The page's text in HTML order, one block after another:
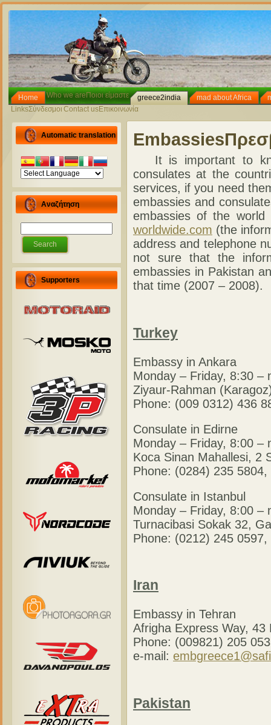
Home Who we areΠοιοι είμαστε greece2india mad about Africa
LinksΣύνδεσμοι Contact usΕπικοινωνία
Automatic translation
Αναζήτηση
Supporters
Embassies
It is important to
consulates at the
services, if you need
embassies and
embassies of the
worldwide.com (the
address and telephone
not sure that the
embassies in Pakistan
that time (2007 – 2008).
Turkey
Embassy in Ankara
Monday – Friday, 8:30 –
Ziyaur-Rahman
Phone: (009 0312) 436
Consulate in Edirne
Monday – Friday, 8:00 –
Koca Sinan Mahallesi, 2
Phone: (0284) 235
Consulate in Istanbul
Monday – Friday, 8:00 –
Turnacibasi Sokak 32,
Phone: (0212) 245
Iran
Embassy in Tehran
Afrigha Express Way, 43
Phone: (009821) 205
e-mail:
Pakistan